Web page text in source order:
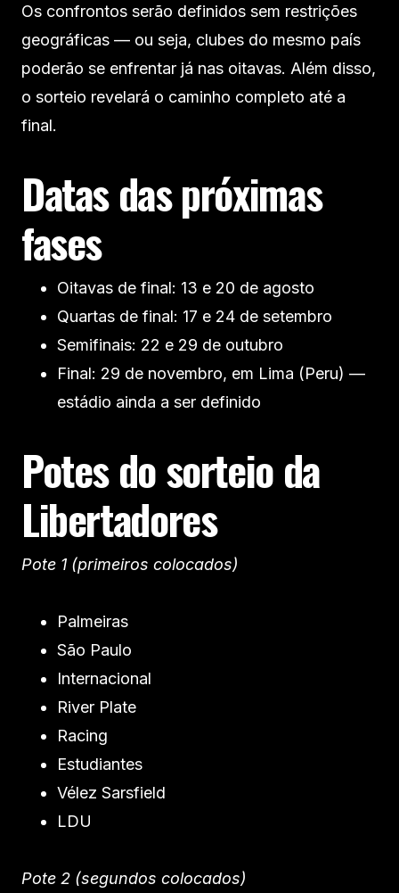
Os confrontos serão definidos sem restrições
geográficas — ou seja, clubes do mesmo país
poderão se enfrentar já nas oitavas. Além disso,
o sorteio revelará o caminho completo até a
final.
Datas das próximas
fases
Oitavas de final: 13 e 20 de agosto
Quartas de final: 17 e 24 de setembro
Semifinais: 22 e 29 de outubro
Final: 29 de novembro, em Lima (Peru) —
estádio ainda a ser definido
Potes do sorteio da
Libertadores
Pote 1 (primeiros colocados)
Palmeiras
São Paulo
Internacional
River Plate
Racing
Estudiantes
Vélez Sarsfield
LDU
Pote 2 (segundos colocados)